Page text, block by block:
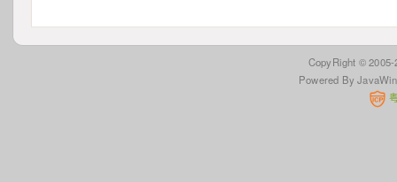
CopyRight ©
Powered By